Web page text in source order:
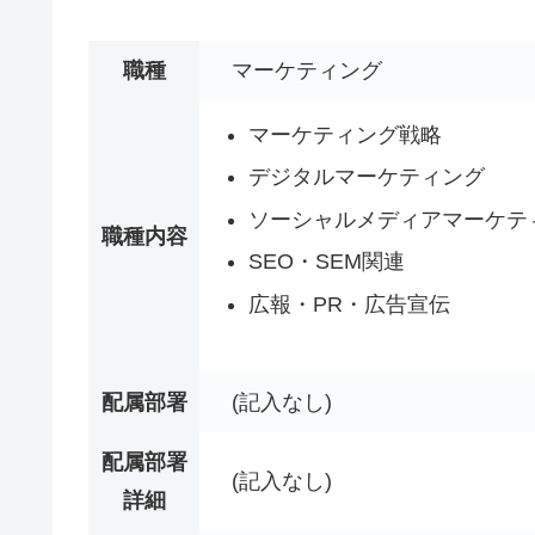
職種 マーケティング
職種内容
マーケティング戦略
デジタルマーケティング
ソーシャルメディアマーケテ
SEO・SEM関連
広報・PR・広告宣伝
配属部署 (記入なし)
配属部署
詳細
(記入なし)